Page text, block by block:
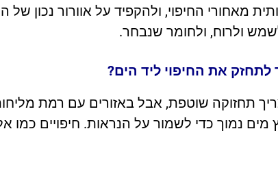
מאחורי החיפוי, ולהקפיד על אוורור נכון
ולרוח, ולחומר שנבחר.
לתחזק את החיפוי ליד הים?
צריך תחזוקה שוטפת, אבל באזורים עם רמת
נמוך כדי לשמור על הנראות. חיפויים כמו